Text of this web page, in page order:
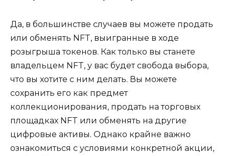
Да, в большинстве случаев вы можете продать
или обменять NFT, выигранные в ходе
розыгрыша токенов. Как только вы станете
владельцем NFT, у вас будет свобода выбора,
что вы хотите с ним делать. Вы можете
сохранить его как предмет
коллекционирования, продать на торговых
площадках NFT или обменять на другие
цифровые активы. Однако крайне важно
ознакомиться с условиями конкретной акции,